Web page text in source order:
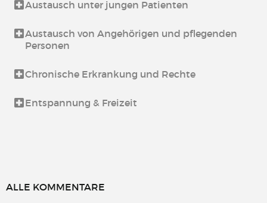
Austausch unter jungen Patienten
Austausch von Angehörigen und pflegenden
Personen
Chronische Erkrankung und Rechte
Entspannung & Freizeit
ALLE KOMMENTARE